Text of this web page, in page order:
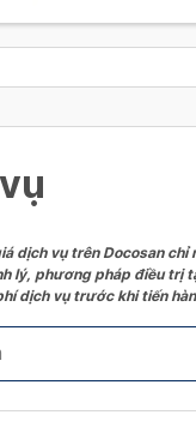
dịch vụ trên Docosan
lý, phương pháp điều trị
dịch vụ trước khi tiến